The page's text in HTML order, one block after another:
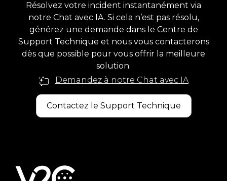
Résolvez votre incident instantanément via
notre Chat avec IA. Si cela n’est pas résolu,
générez une demande dans le Centre de
Support Technique et nous vous contacterons
dès que possible pour vous offrir la meilleure
solution.
Demandez à notre Chat avec IA
Contactez le Support Technique